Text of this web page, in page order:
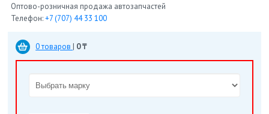
Оптово-розничная продажа автозапчастей
Телефон:+7 (707) 44 33 100
0 товаров | 0 ₸